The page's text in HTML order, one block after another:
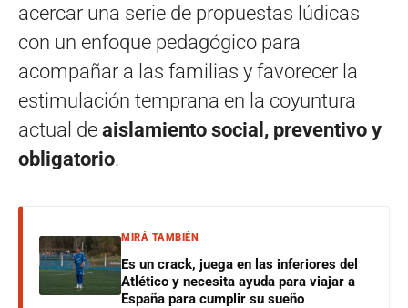
acercar una serie de propuestas lúdicas
con un enfoque pedagógico para
acompañar a las familias y favorecer la
estimulación temprana en la coyuntura
actual de aislamiento social, preventivo y
obligatorio.
MIRÁ TAMBIÉN
Es un crack, juega en las inferiores del
Atlético y necesita ayuda para viajar a
España para cumplir su sueño